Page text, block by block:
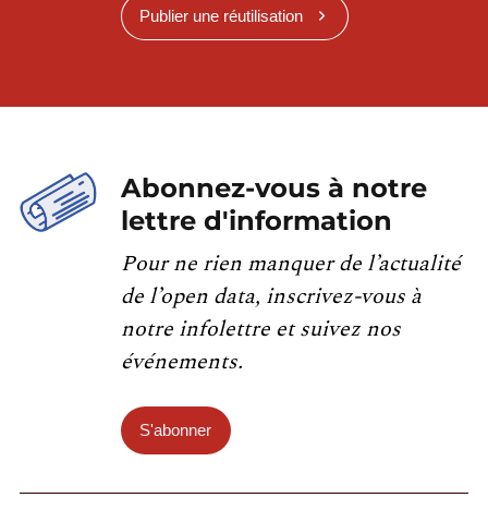
Publier une réutilisation
Abonnez-vous à notre
lettre d'information
Pour ne rien manquer de l’actualité
de l’open data, inscrivez-vous à
notre infolettre et suivez nos
événements.
S'abonner